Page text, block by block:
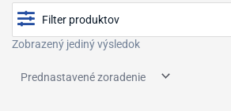
Filter produktov
Zobrazený jediný výsledok